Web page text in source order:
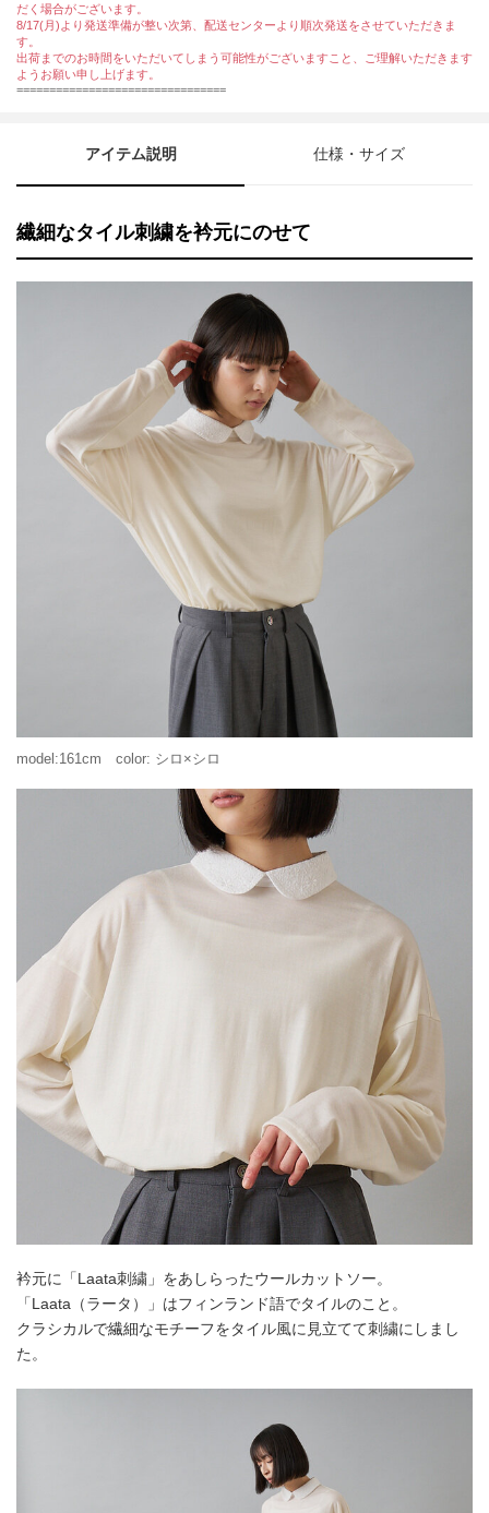
だく場合がございます。
8/17(月)より発送準備が整い次第、配送センターより順次発送をさせていただきま
す。
出荷までのお時間をいただいてしまう可能性がございますこと、ご理解いただきます
ようお願い申し上げます。
================================
アイテム説明 仕様・サイズ
繊細なタイル刺繍を衿元にのせて
model:161cm color: シロ×シロ
衿元に「Laata刺繍」をあしらったウールカットソー。
「Laata（ラータ）」はフィンランド語でタイルのこと。
クラシカルで繊細なモチーフをタイル風に見立てて刺繍にしまし
た。